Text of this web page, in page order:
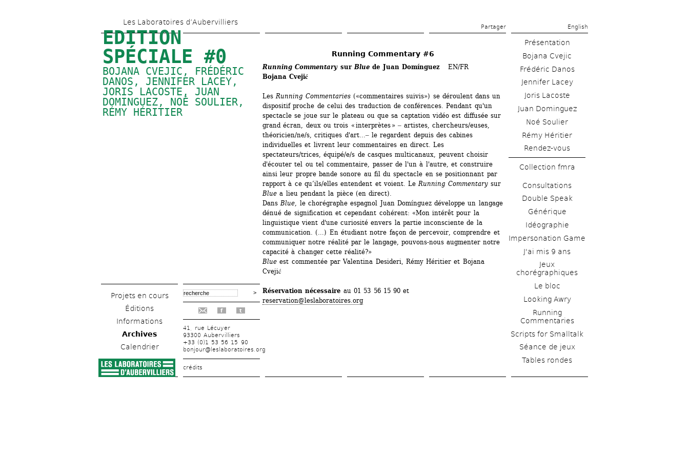
contenu
Les Laboratoires d’Aubervilliers
Partager English
EDITION
SPÉCIALE #0
BOJANA CVEJIC , FRÉDÉRIC
DANOS , JENNIFER LACEY,
JORIS LACOSTE , JUAN
DOMINGUEZ, NOÉ SOULIER,
RÉMY HÉRITIER
Projets en cours
Éditions
Informations
Archives
Calendrier
f t
41, rue Lécuyer
93300 Aubervilliers
+33 (0)1 53 56 15 90
bonjour@leslaboratoires.org
crédits
Running Commentary #6
Running Commentarysur Bluede Juan Domínguez EN/FR
Bojana Cvejić
Les Running Commentaries(«commentaires suivis») se déroulent dans un
dispositif proche de celui des traduction de conférences. Pendant qu'un
spectacle se joue sur le plateau ou que sa captation vidéo est diffusée sur
grand écran, deux ou trois « interprètes » ‒ artistes, chercheurs/euses,
théoricien/ne/s, critiques d'art...‒ le regardent depuis des cabines
individuelles et livrent leur commentaires en direct. Les
spectateurs/trices, équipé/e/s de casques multicanaux, peuvent choisir
d'écouter tel ou tel commentaire, passer de l'un à l'autre, et construire
ainsi leur propre bande sonore au fil du spectacle en se positionnant par
rapport à ce qu’ils/elles entendent et voient. Le Running Commentarysur
Blue a lieu pendant la pièce (en direct).
Dans Blue, le chorégraphe espagnol Juan Domínguez développe un langage
dénué de signification et cependant cohérent: «Mon intérêt pour la
linguistique vient d'une curiosité envers la partie inconsciente de la
communication. (…) En étudiant notre façon de percevoir, comprendre et
communiquer notre réalité par le langage, pouvons-nous augmenter notre
capacité à changer cette réalité?»
Blue est commentée par Valentina Desideri, Rémy Héritier et Bojana
Cvejić
Réservation nécessaire au 01 53 56 15 90 et
reservation@leslaboratoires.org
Présentation
Bojana Cvejic
Frédéric Danos
Jennifer Lacey
Joris Lacoste
Juan Dominguez
Noé Soulier
Rémy Héritier
Rendez-vous
Collection fmra
Consultations
Double Speak
Générique
Idéographie
Impersonation Game
J'ai mis 9 ans
Jeux
chorégraphiques
Le bloc
Looking Awry
Running
Commentaries
Scripts for Smalltalk
Séance de jeux
Tables rondes